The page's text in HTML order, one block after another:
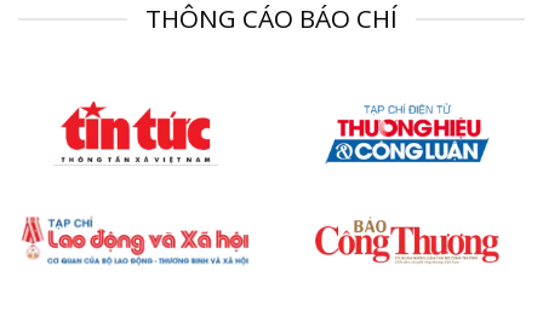
THÔNG CÁO BÁO CHÍ